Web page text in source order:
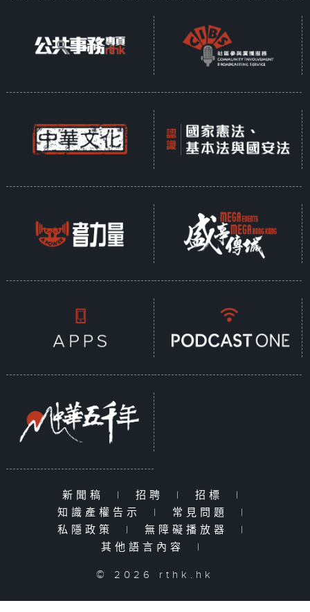
新聞稿 | 招聘 | 招標
|
知識產權告示
| 常見問題
|
私隱政策
| 無障礙播放器
|
其他語言內容
|
© 2026 rthk.hk